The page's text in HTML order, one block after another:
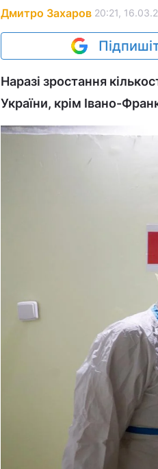
Дмитро Захаров 20:21,
Наразі зростання
України, крім Івано-